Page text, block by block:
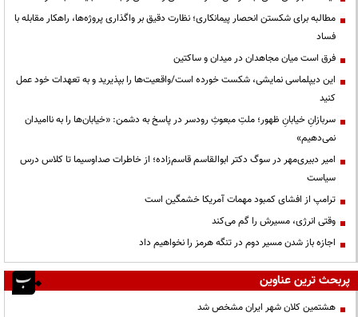
مطالبه برای شکستن انحصار پیمانکاری؛ نظارت دقیق بر واگذاری پروژه‌ها، راهکار مقابله با
فساد
فرق است میان مجاهدان در میدان و ساکتین
این دیپلماسی نمایشی، شکست خورده است/واقعیت‌ها را بپذیرید و به تعهدات خود عمل
کنید
سربازانِ خیابانِ ظهور؛ ملتِ مبعوثِ رودسر در پاسخ به دشمن: «خیابان‌ها را به ناامیدان
نمی‌دهیم»
امیر دبیری‌مهر در سوگ دکتر ابوالقاسم قاسم‌زاده؛ از خاطرات صداوسیما تا کلاس درس
سیاست
ترامپ از افشای کمبود مهمات آمریکا خشمگین است
وقتی انرژی، مسیرش را گم می‌کند
اجازه باز شدن مسیر دوم در تنگه هرمز را نخواهیم داد
پربحث ترین عناوین
هشتمین کلان شهر ایران مشخص شد